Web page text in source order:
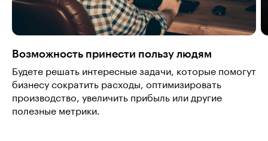
Возможность принести пользу людям
Будете решать интересные задачи, которые помогут
бизнесу сократить расходы, оптимизировать
производство, увеличить прибыль или другие
полезные метрики.